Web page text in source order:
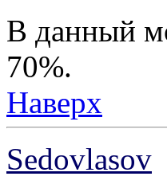
В данный
70%.
Наверх
Sedovlasov